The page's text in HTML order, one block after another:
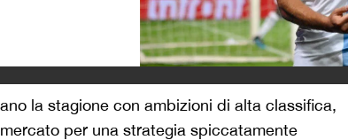
la stagione con ambizioni di alta classifica,
per una strategia spiccatamente